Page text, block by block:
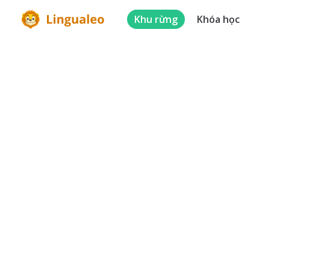
Khu rừng Khóa học